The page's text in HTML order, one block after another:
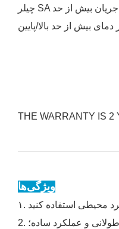
چیلر SA به دلیل دو حالت کنترل دما، یعنی دمای ثابت و کنترل هوشمند دما، محبوب است. عملکردهای هشدار چندگانه: محافظت در برابر تأخیر زمانی کمپرسور، محافظت در برابر جریان بیش از حد
THE WARRANTY IS 2
ویژگی‌ها
طولانی و عملکرد ساده؛